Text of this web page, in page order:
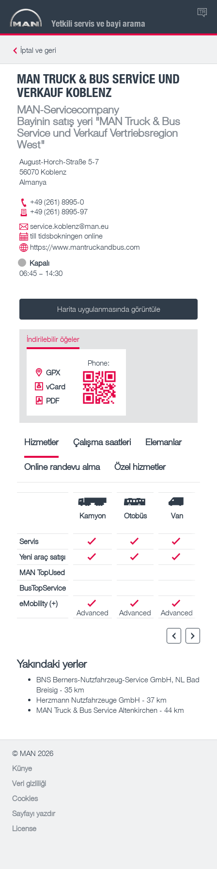
Yetkili servis ve bayi arama
TR
İptal ve geri
MAN TRUCK & BUS SERVICE UND
VERKAUF KOBLENZ
MAN-Servicecompany
Bayinin satış yeri "MAN Truck & Bus
Service und Verkauf Vertriebsregion
West"
August-Horch-Straße 5-7
56070 Koblenz
Almanya
+49 (261) 8995-0
+49 (261) 8995-97
service.koblenz@man.eu
till tidsbokningen online
https://www.mantruckandbus.com
Kapalı
06:45 – 14:30
Harita uygulanmasında görüntüle
İndirilebilir öğeler
GPX
vCard
PDF
Phone:
Hizmetler Çalışma saatleri Elemanlar
Online randevu alma Özel hizmetler
Kamyon Otobüs Van
Servis
Yeni araç satışı
MAN TopUsed
BusTopService
eMobility (+)
Advanced
Advanced Advanced
Yakındaki yerler
BNS Berners-Nutzfahrzeug-Service GmbH, NL Bad
Breisig - 35 km
Herzmann Nutzfahrzeuge GmbH - 37 km
MAN Truck & Bus Service Altenkirchen - 44 km
© MAN 2026
Künye
Veri gizliliği
Cookies
Sayfayı yazdır
License